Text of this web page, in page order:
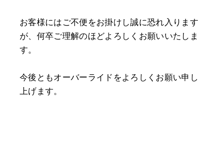
お客様にはご不便をお掛けし誠に恐れ入ります
が、何卒ご理解のほどよろしくお願いいたしま
す。
今後ともオーバーライドをよろしくお願い申し
上げます。